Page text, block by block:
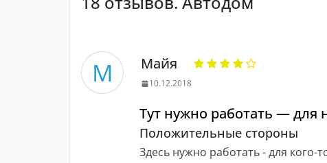
М Майя
10.12.2018
Тут нужно работать — для
Положительные стороны
Здесь нужно работать - для